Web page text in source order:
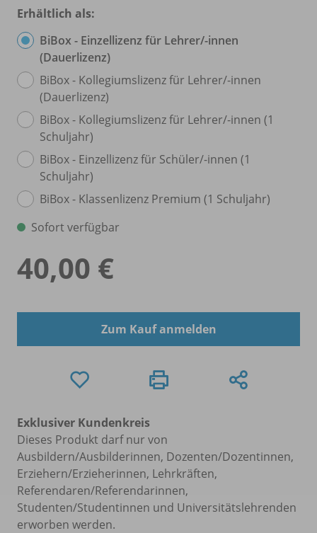
Erhältlich als:
BiBox - Einzellizenz für Lehrer/-innen
(Dauerlizenz)
BiBox - Kollegiumslizenz für Lehrer/-innen
(Dauerlizenz)
BiBox - Kollegiumslizenz für Lehrer/-innen (1
Schuljahr)
BiBox - Einzellizenz für Schüler/-innen (1
Schuljahr)
BiBox - Klassenlizenz Premium (1 Schuljahr)
Sofort verfügbar
40,00 €
Zum Kauf anmelden
Exklusiver Kundenkreis
Dieses Produkt darf nur von
Ausbildern/Ausbilderinnen, Dozenten/Dozentinnen,
Erziehern/Erzieherinnen, Lehrkräften,
Referendaren/Referendarinnen,
Studenten/Studentinnen und Universitätslehrenden
erworben werden.